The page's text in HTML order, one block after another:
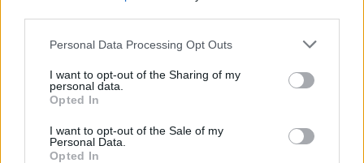
Please note that this website/app uses one or more Google
not limited to your visit or usage behaviour. You may click to
grant or deny consent to Google and its third-party tags to
use your data for below specified purposes in below Google
consent section.
Personal Data Processing Opt Outs
I want to opt-out of the Sharing of my
personal data.
Opted In
I want to opt-out of the Sale of my
Personal Data.
Opted In
Mi történik a GTA 6 háza táján
augusztus 11-én?